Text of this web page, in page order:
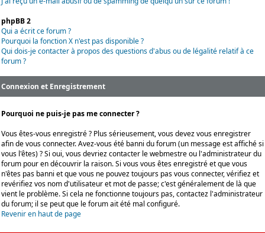
phpBB 2
Qui a écrit ce forum ?
Pourquoi la fonction X n'est pas disponible ?
Qui dois-je contacter à propos des questions d'abus ou de légalité relatif à ce
forum ?
Connexion et Enregistrement
Pourquoi ne puis-je pas me connecter ?
Vous êtes-vous enregistré ? Plus sérieusement, vous devez vous enregistrer
afin de vous connecter. Avez-vous été banni du forum (un message est affiché si
vous l'êtes) ? Si oui, vous devriez contacter le webmestre ou l'administrateur du
forum pour en découvrir la raison. Si vous vous êtes enregistré et que vous
n'êtes pas banni et que vous ne pouvez toujours pas vous connecter, vérifiez et
revérifiez vos nom d'utilisateur et mot de passe; c'est généralement de là que
vient le problème. Si cela ne fonctionne toujours pas, contactez l'administrateur
du forum; il se peut que le forum ait été mal configuré.
Revenir en haut de page